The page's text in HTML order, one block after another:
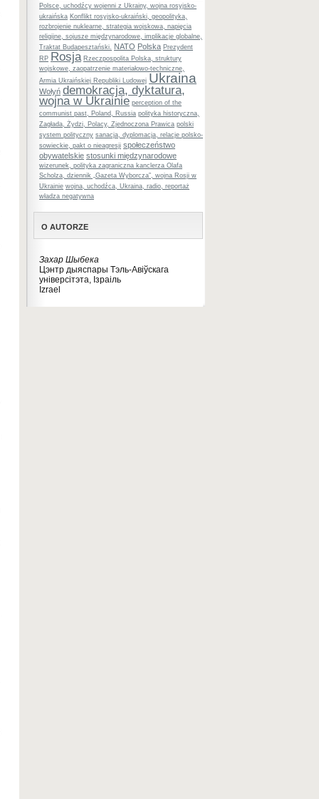
Polsce, uchodźcy wojenni z Ukrainy, wojna rosyjsko-
ukraińska Konflikt rosyjsko-ukraiński, geopolityka,
rozbrojenie nuklearne, strategia wojskowa, napięcia
religijne, sojusze międzynarodowe, implikacje globalne,
Traktat Budapesztański. NATO Polska Prezydent
RP Rosja Rzeczpospolita Polska, struktury
wojskowe, zaopatrzenie materiałowo-techniczne,
Armia Ukraińskiej Republiki Ludowej Ukraina
Wołyń demokracja, dyktatura,
wojna w Ukrainie perception of the
communist past, Poland, Russia polityka historyczna,
Zagłada, Żydzi, Polacy, Zjednoczona Prawica polski
system polityczny sanacja, dyplomacja, relacje polsko-
sowieckie, pakt o nieagresji społeczeństwo
obywatelskie stosunki międzynarodowe
wizerunek, polityka zagraniczna kanclerza Olafa
Scholza, dziennik „Gazeta Wyborcza”, wojna Rosji w
Ukrainie wojna, uchodźca, Ukraina, radio, reportaż
władza negatywna
O AUTORZE
Захар Шыбека
Цэнтр дыяспары Тэль-Авіўскага
універсітэта, Ізраіль
Izrael